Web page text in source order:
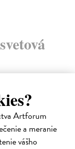
Artforum
a meranie
vášho
na sklade
novinka